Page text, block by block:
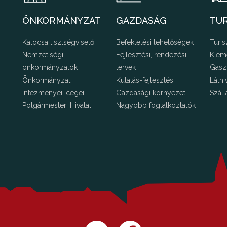
ÖNKORMÁNYZAT
Kalocsa tisztségviselői
Nemzetiségi
önkormányzatok
Önkormányzat
intézményei, cégei
Polgármesteri Hivatal
GAZDASÁG
Befektetési lehetőségek
Fejlesztési, rendezési
tervek
Kutatás-fejlesztés
Gazdasági környezet
Nagyobb foglalkoztatók